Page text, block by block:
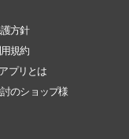
方針
規約
プリとは
のショップ様